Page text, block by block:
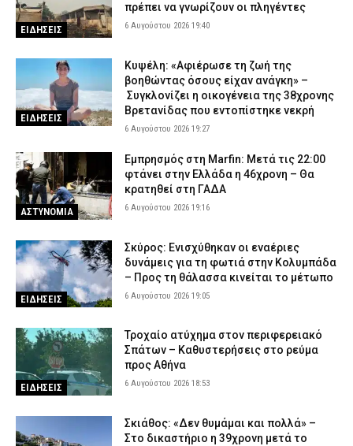
ΕΙΔΗΣΕΙΣ
πρέπει να γνωρίζουν οι πληγέντες
6 Αυγούστου 2026 19:40
ΕΙΔΗΣΕΙΣ
Κυψέλη: «Αφιέρωσε τη ζωή της
βοηθώντας όσους είχαν ανάγκη» –
Συγκλονίζει η οικογένεια της 38χρονης
Βρετανίδας που εντοπίστηκε νεκρή
6 Αυγούστου 2026 19:27
ΑΣΤΥΝΟΜΙΑ
Εμπρησμός στη Marfin: Μετά τις 22:00
φτάνει στην Ελλάδα η 46χρονη – Θα
κρατηθεί στη ΓΑΔΑ
6 Αυγούστου 2026 19:16
ΕΙΔΗΣΕΙΣ
Σκύρος: Ενισχύθηκαν οι εναέριες
δυνάμεις για τη φωτιά στην Κολυμπάδα
– Προς τη θάλασσα κινείται το μέτωπο
6 Αυγούστου 2026 19:05
ΕΙΔΗΣΕΙΣ
Τροχαίο ατύχημα στον περιφερειακό
Σπάτων – Καθυστερήσεις στο ρεύμα
προς Αθήνα
6 Αυγούστου 2026 18:53
Σκιάθος: «Δεν θυμάμαι και πολλά» –
Στο δικαστήριο η 39χρονη μετά το